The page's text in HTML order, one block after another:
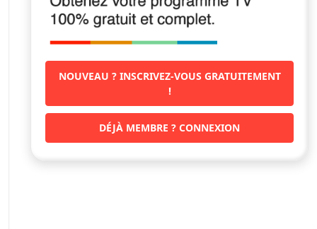
NOUVEAU ? INSCRIVEZ-VOUS GRATUITEMENT
!
DÉJÀ MEMBRE ? CONNEXION